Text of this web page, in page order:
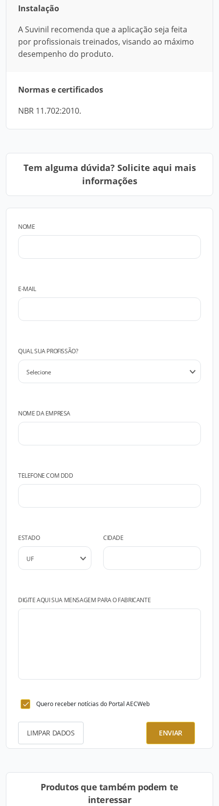
Instalação
A Suvinil recomenda que a aplicação seja feita
por profissionais treinados, visando ao máximo
desempenho do produto.
Normas e certificados
NBR 11.702:2010.
Tem alguma dúvida? Solicite aqui mais
informações
NOME
E-MAIL
QUAL SUA PROFISSÃO?
NOME DA EMPRESA
TELEFONE COM DDD
ESTADO CIDADE
DIGITE AQUI SUA MENSAGEM PARA O FABRICANTE
Quero receber notícias do Portal AECWeb
LIMPAR DADOS ENVIAR
Produtos que também podem te
interessar